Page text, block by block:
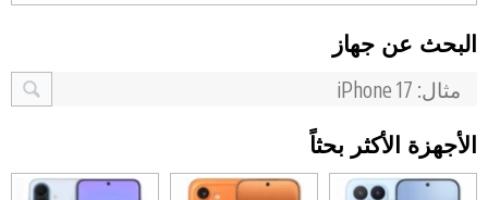
البحث عن جهاز
الأجهزة الأكثر بحثاً